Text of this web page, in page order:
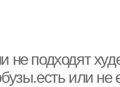
не подходят
или не